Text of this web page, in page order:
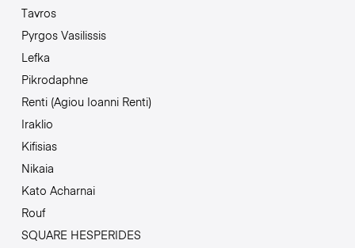
Tavros
Pyrgos Vasilissis
Lefka
Pikrodaphne
Renti (Agiou Ioanni Renti)
Iraklio
Kifisias
Nikaia
Kato Acharnai
Rouf
SQUARE HESPERIDES